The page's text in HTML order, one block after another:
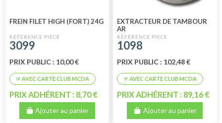
FREIN FILET HIGH (FORT) 24G
3099
PRIX PUBLIC : 10,00 €
PRIX ADHÉRENT : 8,70 €
Ajouter au panier
EXTRACTEUR DE TAMBOUR
AR
1098
PRIX PUBLIC : 102,48 €
PRIX ADHÉRENT : 89,16 €
Ajouter au panier